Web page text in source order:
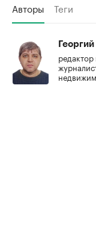
Авторы Теги
редактор